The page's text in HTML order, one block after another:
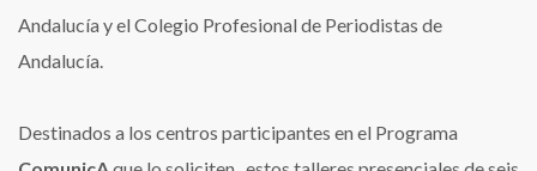
Andalucía y el Colegio Profesional de Periodistas de
Andalucía.
Destinados a los centros participantes en el Programa